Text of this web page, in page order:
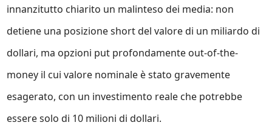
innanzitutto chiarito un malinteso dei media: non
detiene una posizione short del valore di un miliardo di
dollari, ma opzioni put profondamente out-of-the-
money il cui valore nominale è stato gravemente
esagerato, con un investimento reale che potrebbe
essere solo di 10 milioni di dollari.